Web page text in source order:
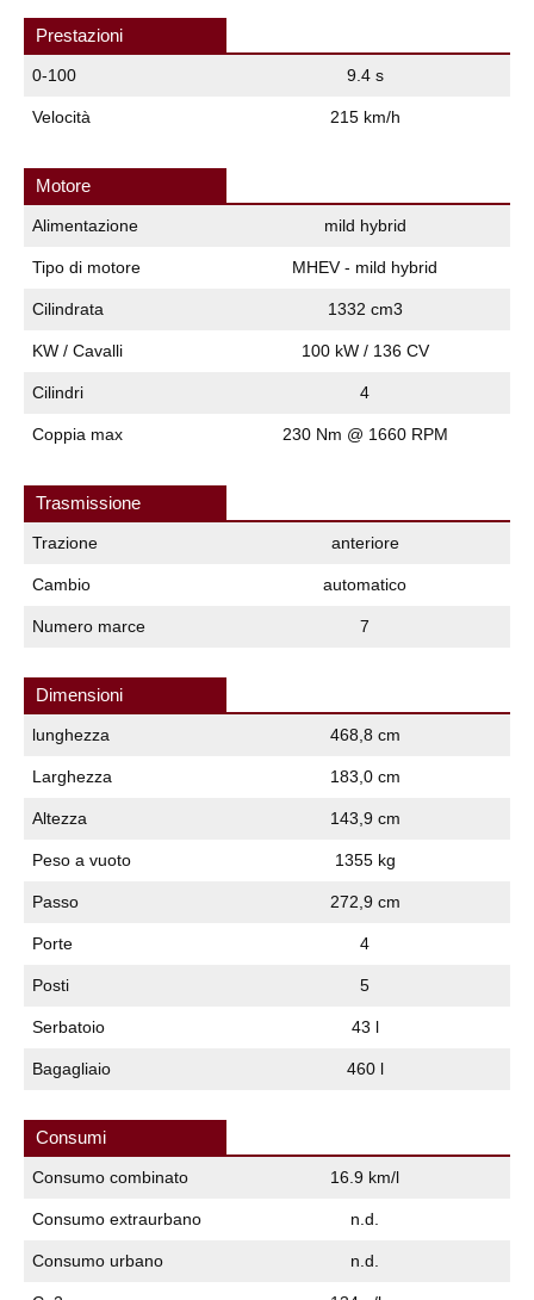
Prestazioni
0-100 9.4 s
Velocità 215 km/h
Motore
Alimentazione mild hybrid
Tipo di motore MHEV - mild hybrid
Cilindrata 1332 cm3
KW / Cavalli 100 kW / 136 CV
Cilindri 4
Coppia max 230 Nm @ 1660 RPM
Trasmissione
Trazione anteriore
Cambio automatico
Numero marce 7
Dimensioni
lunghezza 468,8 cm
Larghezza 183,0 cm
Altezza 143,9 cm
Peso a vuoto 1355 kg
Passo 272,9 cm
Porte 4
Posti 5
Serbatoio 43 l
Bagagliaio 460 l
Consumi
Consumo combinato 16.9 km/l
Consumo extraurbano n.d.
Consumo urbano n.d.